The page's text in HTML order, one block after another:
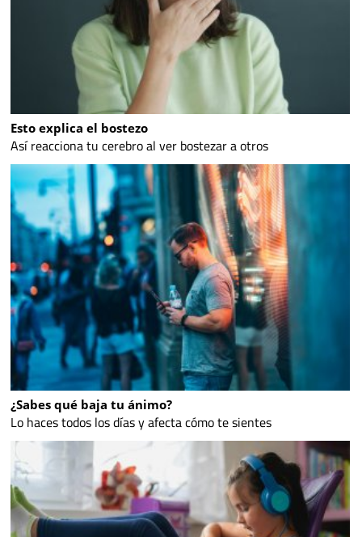
Esto explica el bostezo
Así reacciona tu cerebro al ver bostezar a otros
¿Sabes qué baja tu ánimo?
Lo haces todos los días y afecta cómo te sientes